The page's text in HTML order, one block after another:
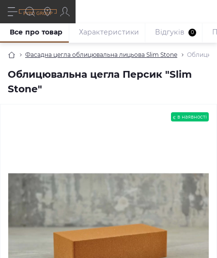
Фасадна цегла облицювальна лицьова Slim Stone
Облицювальна цегла Персик "Slim
Stone"
Все про товар Характеристики Відгуків 0
є в наявності